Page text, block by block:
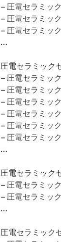
– 圧電セラミッ
– 圧電セラミッ
– 圧電セラミッ
…
圧電セラミック
– 圧電セラミッ
– 圧電セラミッ
– 圧電セラミッ
– 圧電セラミッ
– 圧電セラミッ
– 圧電セラミッ
…
圧電セラミック
– 圧電セラミッ
– 圧電セラミッ
…
圧電セラミック